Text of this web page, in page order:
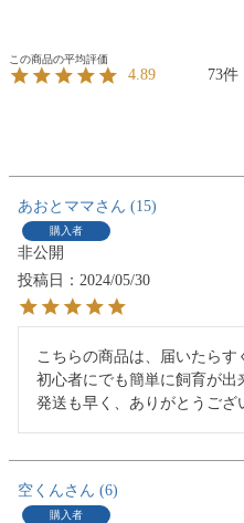
4.89 73
あおとママ 15
購入者
非公開
投稿日
2024/05/30
こちらの商品は、届いたらす
初心者にでも簡単に飼育が出
発送も早く、ありがとうござ
空くん 6
購入者